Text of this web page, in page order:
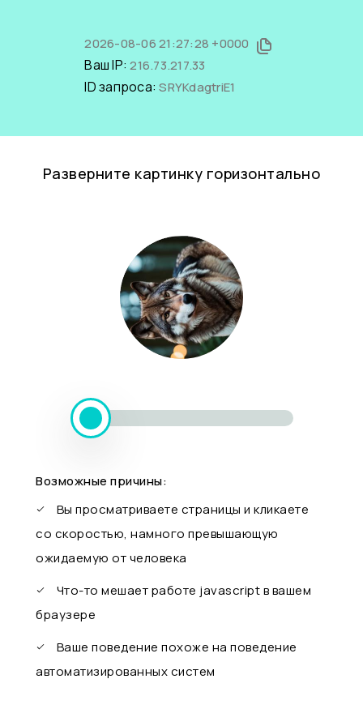
2026-08-06 21:27:28 +0000
Ваш IP:216.73.217.33
ID запроса:SRYKdagtriE1
Разверните картинку горизонтально
Возможные причины:
Вы просматриваете страницы и кликаете
со скоростью, намного превышающую
ожидаемую от человека
Что-то мешает работе javascript в вашем
браузере
Ваше поведение похоже на поведение
автоматизированных систем